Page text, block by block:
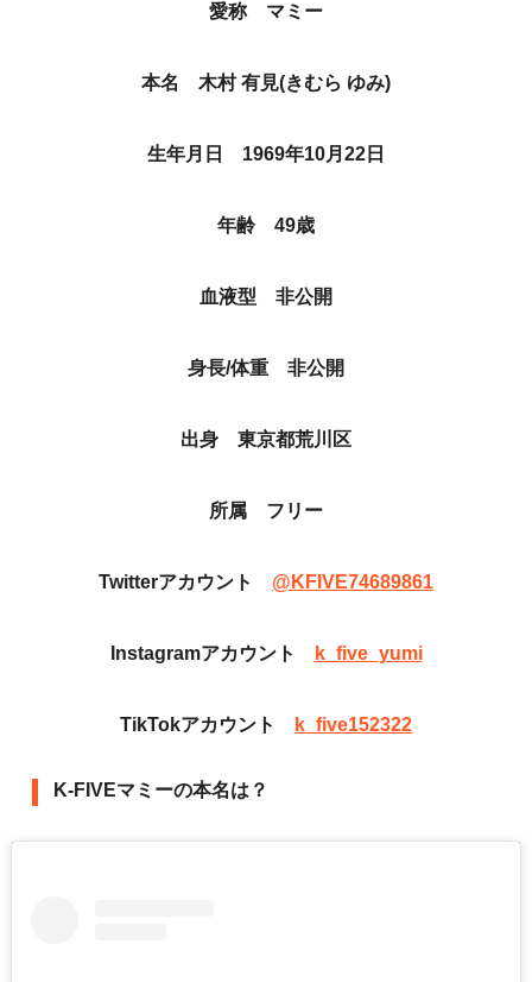
愛称 マミー
本名 木村 有見(きむら ゆみ)
生年月日 1969年10月22日
年齢 49歳
血液型 非公開
身長/体重 非公開
出身 東京都荒川区
所属 フリー
Twitterアカウント @KFIVE74689861
Instagramアカウント k_five_yumi
TikTokアカウント k_five152322
K-FIVEマミー︎の本名は？